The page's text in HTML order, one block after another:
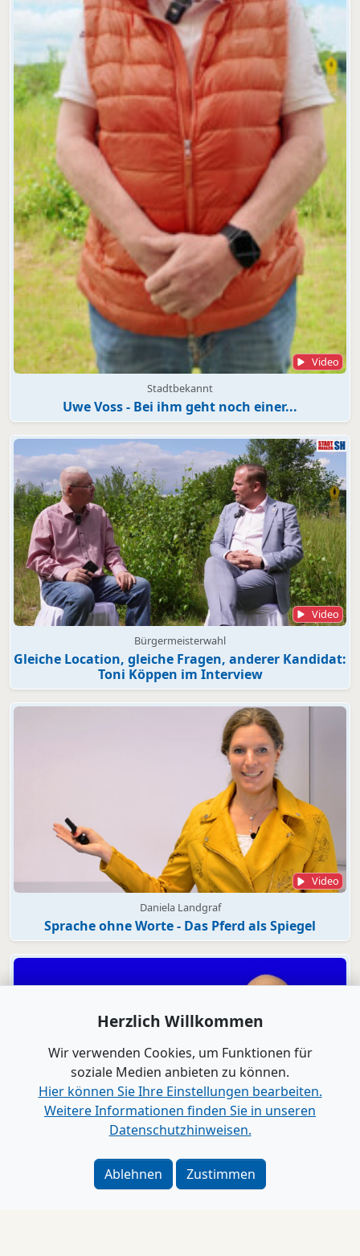
Video
Stadtbekannt
Uwe Voss - Bei ihm geht noch einer...
Video
Bürgermeisterwahl
Gleiche Location, gleiche Fragen, anderer Kandidat:
Toni Köppen im Interview
Video
Daniela Landgraf
Sprache ohne Worte - Das Pferd als Spiegel
Genial Reden
Wie Du den Gesprächspartner vor dem Gespräch
aushebelst
Herzlich Willkommen
Wir verwenden Cookies, um Funktionen für
soziale Medien anbieten zu können.
Hier können Sie Ihre Einstellungen bearbeiten.
Weitere Informationen finden Sie in unseren
Datenschutzhinweisen.
Ablehnen Zustimmen